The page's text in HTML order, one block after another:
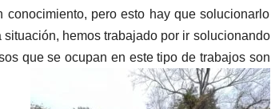
pero esto hay que solucionarlo
hemos trabajado por ir solucionando
que se ocupan en este tipo de trabajos son